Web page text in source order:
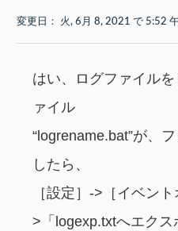
変更日： 火, 6月 8, 2021 で 5:52
はい、ログファイル
ァイル
“logrename.bat”が、
したら、
［設定］->［イベン
>「logexp.txtへエク